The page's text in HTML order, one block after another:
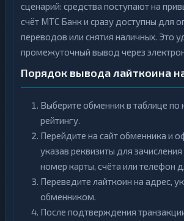
сценарий: средства поступают на
счёт МТС Банк и сразу доступны для
переводов или снятия наличных. Это
промежуточный вывод через
Порядок вывода лайткоина
Выберите обменник в таблице по
рейтингу.
Перейдите на сайт обменника и
указав реквизиты для
номер карты, счёта или телефон
Переведите лайткоин на адрес,
обменником.
После подтверждения